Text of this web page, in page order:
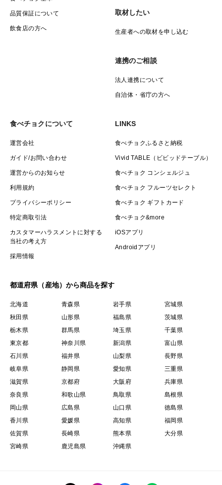
品質保証について
飲食店の方へ
取材したい
生産者への取材を申し込む
連携のご相談
法人連携について
自治体・省庁の方へ
食べチョクについて
運営会社
ガイド/お問い合わせ
運営からのお知らせ
利用規約
プライバシーポリシー
特定商取引法
カスタマーハラスメントに対する
当社の考え方
採用情報
LINKS
食べチョクふるさと納税
Vivid TABLE（ビビッドテーブル）
食べチョク コンシェルジュ
食べチョク フルーツセレクト
食べチョク ギフトカード
食べチョク&more
iOSアプリ
Androidアプリ
都道府県（産地）から商品を探す
北海道 青森県 岩手県
宮城県
秋田県
山形県 福島県
茨城県
栃木県
群馬県 埼玉県
千葉県
東京都
神奈川県 新潟県
富山県
石川県
福井県 山梨県
長野県
岐阜県
静岡県 愛知県
三重県
滋賀県
京都府 大阪府
兵庫県
奈良県
和歌山県 鳥取県
島根県
岡山県
広島県 山口県
徳島県
香川県
愛媛県 高知県
福岡県
佐賀県
長崎県 熊本県
大分県
宮崎県
鹿児島県 沖縄県